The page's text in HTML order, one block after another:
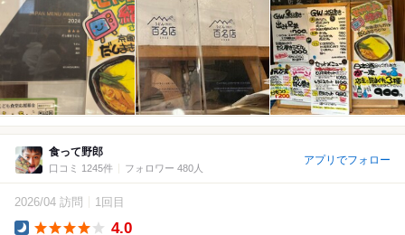
食って野郎
口コミ 1245件 フォロワー 480人
アプリでフォロー
2026/04 訪問 1回目
4.0